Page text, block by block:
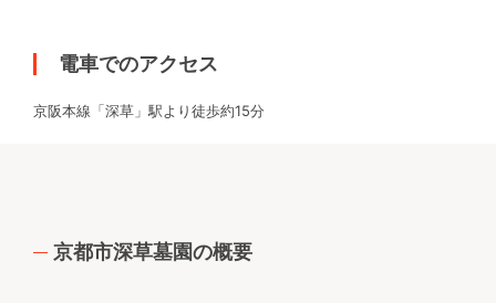
電車でのアクセス
京阪本線「深草」駅より徒歩約15分
京都市深草墓園の概要